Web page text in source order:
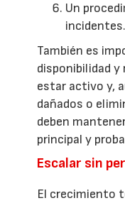
Un
incidentes.
También es
disponibilidad y
estar activo y,
dañados o
deben
principal y
Escalar sin
El crecimiento